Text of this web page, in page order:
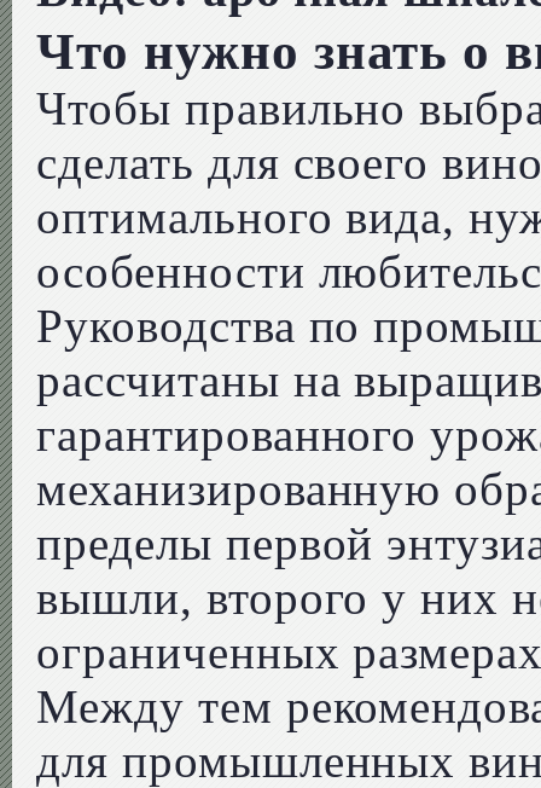
Что нужно знать о
Чтобы правильно
сделать для своего
оптимального вида,
особенности
Руководства по
рассчитаны на
гарантированного
механизированную
пределы первой
вышли, второго у них
ограниченных
Между тем
для промышленных